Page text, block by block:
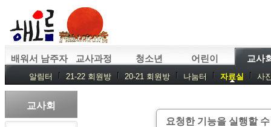
배워서 남주자 교사과정 청소년 어린이 교사
알림터 21-22 회원방 20-21 회원방 나눔터 자료실 사
교사회
요청한 기능을 실행할